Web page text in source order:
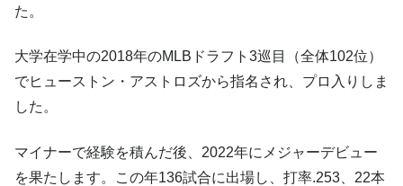
た。
大学在学中の2018年のMLBドラフト3巡目（全体102位）
でヒューストン・アストロズから指名され、プロ入りしま
した。
マイナーで経験を積んだ後、2022年にメジャーデビュー
を果たします。この年136試合に出場し、打率.253、22本